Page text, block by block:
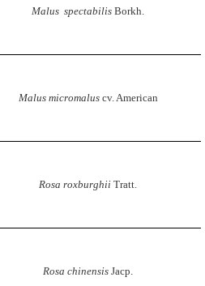
Malus spectabilis Borkh.
Malus micromaluscv. American
Rosa roxburghii Tratt.
Rosa chinensis Jacp.